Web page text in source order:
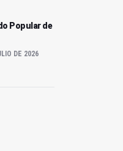
Popular de
DE 2026